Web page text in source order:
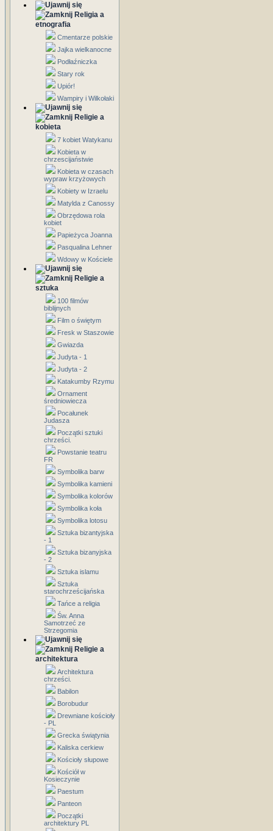
Religia a
etnografia
Cmentarze polskie
Jajka wielkanocne
Podłaźniczka
Stary rok
Upiór!
Wampiry i Wilkołaki
Religie a
kobieta
7 kobiet Watykanu
Kobieta w
chrzescijaństwie
Kobieta w czasach
wypraw krzyżowych
Kobiety w Izraelu
Matylda z Canossy
Obrzędowa rola
kobiet
Papieżyca Joanna
Pasqualina Lehner
Wdowy w Kościele
Religie a
sztuka
100 filmów
biblijnych
Film o świętym
Fresk w Staszowie
Gwiazda
Judyta - 1
Judyta - 2
Katakumby Rzymu
Ornament
średniowiecza
Pocałunek
Judasza
Początki sztuki
chrześci.
Powstanie teatru
FR
Symbolika barw
Symbolika kamieni
Symbolika kolorów
Symbolika koła
Symbolika lotosu
Sztuka bizantyjska
- 1
Sztuka bizanyjska
- 2
Sztuka islamu
Sztuka
starochrześcijańska
Tańce a religia
Św. Anna
Samotrzeć ze
Strzegomia
Religie a
architektura
Architektura
chrześci.
Babilon
Borobudur
Drewniane kościoły
- PL
Grecka świątynia
Kaliska cerkiew
Kościoły słupowe
Kościół w
Kosieczynie
Paestum
Panteon
Początki
architektury PL